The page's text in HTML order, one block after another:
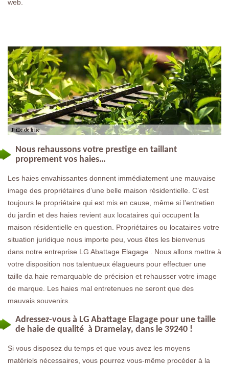
web.
Nous rehaussons votre prestige en taillant
proprement vos haies…
Les haies envahissantes donnent immédiatement une mauvaise
image des propriétaires d’une belle maison résidentielle. C’est
toujours le propriétaire qui est mis en cause, même si l’entretien
du jardin et des haies revient aux locataires qui occupent la
maison résidentielle en question. Propriétaires ou locataires votre
situation juridique nous importe peu, vous êtes les bienvenus
dans notre entreprise LG Abattage Elagage . Nous allons mettre à
votre disposition nos talentueux élagueurs pour effectuer une
taille da haie remarquable de précision et rehausser votre image
de marque. Les haies mal entretenues ne seront que des
mauvais souvenirs.
Adressez-vous à LG Abattage Elagage pour une taille
de haie de qualité à Dramelay, dans le 39240 !
Si vous disposez du temps et que vous avez les moyens
matériels nécessaires, vous pourrez vous-même procéder à la